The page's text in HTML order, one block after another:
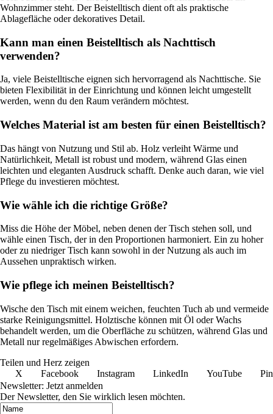
Wohnzimmer steht. Der Beistelltisch dient oft als praktische
Ablagefläche oder dekoratives Detail.
Kann man einen Beistelltisch als Nachttisch
verwenden?
Ja, viele Beistelltische eignen sich hervorragend als Nachttische. Sie
bieten Flexibilität in der Einrichtung und können leicht umgestellt
werden, wenn du den Raum verändern möchtest.
Welches Material ist am besten für einen Beistelltisch?
Das hängt von Nutzung und Stil ab. Holz verleiht Wärme und
Natürlichkeit, Metall ist robust und modern, während Glas einen
leichten und eleganten Ausdruck schafft. Denke auch daran, wie viel
Pflege du investieren möchtest.
Wie wähle ich die richtige Größe?
Miss die Höhe der Möbel, neben denen der Tisch stehen soll, und
wähle einen Tisch, der in den Proportionen harmoniert. Ein zu hoher
oder zu niedriger Tisch kann sowohl in der Nutzung als auch im
Aussehen unpraktisch wirken.
Wie pflege ich meinen Beistelltisch?
Wische den Tisch mit einem weichen, feuchten Tuch ab und vermeide
starke Reinigungsmittel. Holztische können mit Öl oder Wachs
behandelt werden, um die Oberfläche zu schützen, während Glas und
Metall nur regelmäßiges Abwischen erfordern.
Teilen und Herz zeigen
X
Facebook Instagram LinkedIn YouTube
Newsletter: Jetzt anmelden
Der Newsletter, den Sie wirklich lesen möchten.